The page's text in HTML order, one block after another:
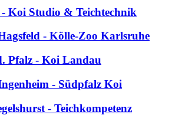
- Koi Studio & Teichtechnik
- Kölle-Zoo Karlsruhe
Pfalz - Koi Landau
- Südpfalz Koi
- Teichkompetenz